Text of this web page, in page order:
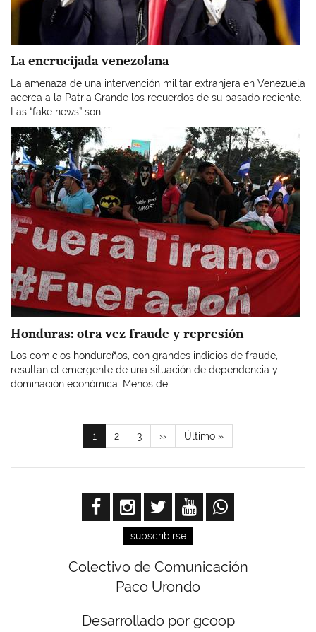
La encrucijada venezolana
La amenaza de una intervención militar extranjera en Venezuela
acerca a la Patria Grande los recuerdos de su pasado reciente.
Las “fake news” son...
Imagen
Honduras: otra vez fraude y represión
Los comicios hondureños, con grandes indicios de fraude,
resultan el emergente de una situación de dependencia y
dominación económica. Menos de...
Página
actual
1 Page
2 Page
3
Siguiente
página
››
Última
página
Último »
subscribirse
Colectivo de Comunicación
Paco Urondo
Desarrollado por gcoop